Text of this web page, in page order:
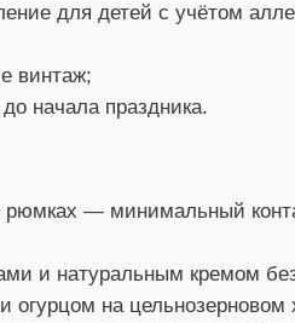
для детей с учётом
винтаж;
начала праздника.
рюмках — минимальный
и натуральным кремом
огурцом на цельнозерновом